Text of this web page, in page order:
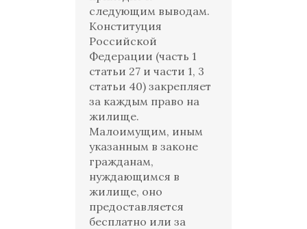
следующим выводам.
Конституция
Российской
Федерации (часть 1
статьи 27 и части 1, 3
статьи 40) закрепляет
за каждым право на
жилище.
Малоимущим, иным
указанным в законе
гражданам,
нуждающимся в
жилище, оно
предоставляется
бесплатно или за